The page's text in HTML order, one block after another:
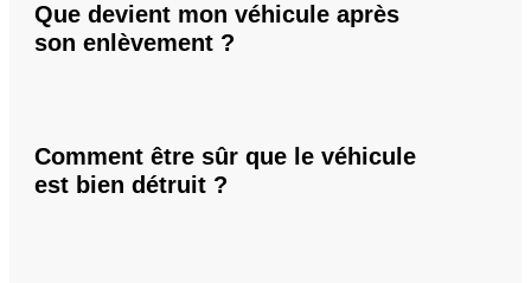
Que devient mon véhicule après
son enlèvement ?
Comment être sûr que le véhicule
est bien détruit ?